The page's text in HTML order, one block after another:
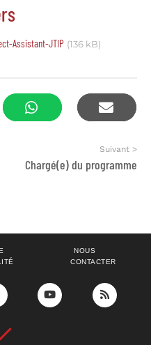
Assistant-JTIP (136 kB)
Suivant >
Chargé(e) du programme
NOUS
CONTACTER